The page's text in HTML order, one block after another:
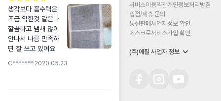
생각보다 흡수력은
조금 약한것 같은나
깔끔하고 냄새 많이
안나서 나름 만족하
면 잘 쓰고 있어요
C******* 2020.05.23
서비스이용약관개인정보처리방침
입점/제휴 문의
통신판매사업자정보 확인
에스크로서비스가입 확인
(주)에필 사업자 정보